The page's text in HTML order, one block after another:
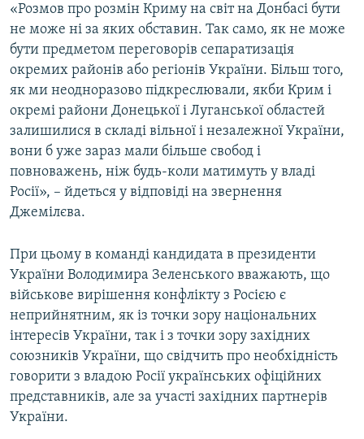
«Розмов про розмін Криму на світ на Донбасі бути
не може ні за яких обставин. Так само, як не може
бути предметом переговорів сепаратизація
окремих районів або регіонів України. Більш того,
як ми неодноразово підкреслювали, якби Крим і
окремі райони Донецької і Луганської областей
залишилися в складі вільної і незалежної України,
вони б уже зараз мали більше свобод і
повноважень, ніж будь-коли матимуть у владі
Росії», – йдеться у відповіді на звернення
Джемілєва.
При цьому в команді кандидата в президенти
України Володимира Зеленського вважають, що
військове вирішення конфлікту з Росією є
неприйнятним, як із точки зору національних
інтересів України, так і з точки зору західних
союзників України, що свідчить про необхідність
говорити з владою Росії українських офіційних
представників, але за участі західних партнерів
України.